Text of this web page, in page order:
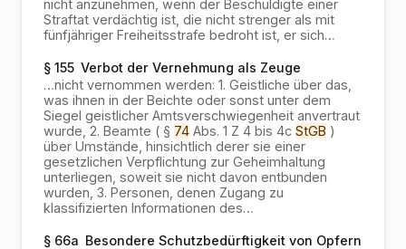
nicht anzunehmen, wenn der Beschuldigte einer
Straftat verdächtig ist, die nicht strenger als mit
fünfjähriger Freiheitsstrafe bedroht ist, er sich…
§ 155 Verbot der Vernehmung als Zeuge
…nicht vernommen werden: 1. Geistliche über das,
was ihnen in der Beichte oder sonst unter dem
Siegel geistlicher Amtsverschwiegenheit anvertraut
wurde, 2. Beamte ( § 74 Abs. 1 Z 4 bis 4c StGB )
über Umstände, hinsichtlich derer sie einer
gesetzlichen Verpflichtung zur Geheimhaltung
unterliegen, soweit sie nicht davon entbunden
wurden, 3. Personen, denen Zugang zu
klassifizierten Informationen des…
§ 66a Besondere Schutzbedürftigkeit von Opfern